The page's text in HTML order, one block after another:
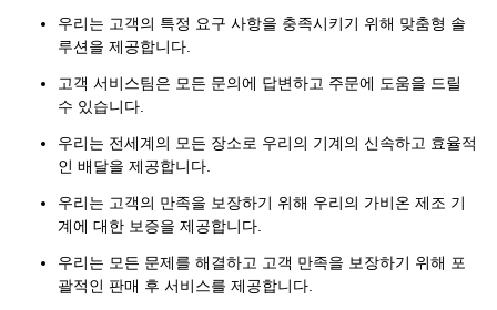
우리는 고객의 특정 요구 사항을 충족시키기 위해 맞춤형 솔
루션을 제공합니다.
고객 서비스팀은 모든 문의에 답변하고 주문에 도움을 드릴
수 있습니다.
우리는 전세계의 모든 장소로 우리의 기계의 신속하고 효율적
인 배달을 제공합니다.
우리는 고객의 만족을 보장하기 위해 우리의 가비온 제조 기
계에 대한 보증을 제공합니다.
우리는 모든 문제를 해결하고 고객 만족을 보장하기 위해 포
괄적인 판매 후 서비스를 제공합니다.